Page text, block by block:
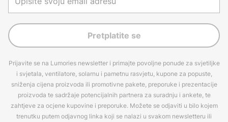
Pretplatite se
Prijavite se na Lumories newsletter i primajte povoljne ponude za svjetiljke
i svjetala, ventilatore, solarnu i pametnu rasvjetu, kupone za popuste,
sniženja cijena proizvoda ili promotivne pakete, preporuke i prezentacije
proizvoda te sadržaje potencijalnih partnera za suradnju i ankete, te
zahtjeve za ocjene kupovine i preporuke. Možete se odjaviti u bilo kojem
trenutku putem odjavnog linka koji se nalazi u svakom newsletteru ili